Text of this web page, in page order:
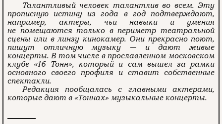
Талантливый человек талантлив во всем. Эту
прописную истину из года в год подтверждают,
например, актеры, чьи навыки и умения
не помещаются только в периметр театральной
сцены или в линзу кинокамер. Они прекрасно поют,
пишут отличную музыку — и дают живые
концерты. В том числе в прославленном московском
клубе «16 Тонн», который и сам вышел за рамки
основного своего профиля и ставит собственные
спектакли.
Редакция пообщалась с главными актерами,
которые дают в «Тоннах» музыкальные концерты.